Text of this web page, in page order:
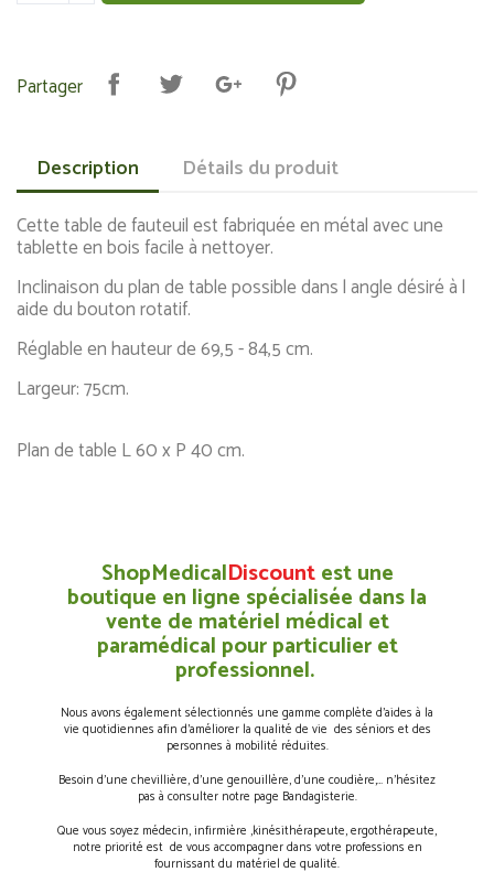
Partager
Description Détails du produit
Cette table de fauteuil est fabriquée en métal avec une
tablette en bois facile à nettoyer.
Inclinaison du plan de table possible dans l angle désiré à l
aide du bouton rotatif.
Réglable en hauteur de 69,5 - 84,5 cm.
Largeur: 75cm.
Plan de table L 60 x P 40 cm.
ShopMedicalDiscountest une
boutique en ligne spécialisée dans la
vente de matériel médical et
paramédical pour particulier et
professionnel.
Nous avons également sélectionnés une gamme complète d’aides à la
vie quotidiennes afin d’améliorer la qualité de vie des séniors et des
personnes à mobilité réduites.
Besoin d’une chevillière, d’une genouillère, d’une coudière,… n’hésitez
pas à consulter notre page Bandagisterie.
Que vous soyez médecin, infirmière ,kinésithérapeute, ergothérapeute,
notre priorité est de vous accompagner dans votre professions en
fournissant du matériel de qualité.